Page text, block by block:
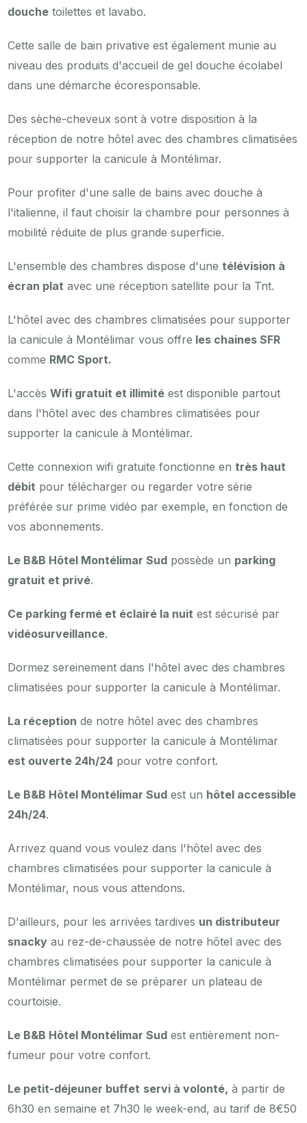
douche toilettes et lavabo.
Cette salle de bain privative est également munie au
niveau des produits d'accueil de gel douche écolabel
dans une démarche écoresponsable.
Des sèche-cheveux sont à votre disposition à la
réception de notre hôtel avec des chambres climatisées
pour supporter la canicule à Montélimar.
Pour profiter d'une salle de bains avec douche à
l'italienne, il faut choisir la chambre pour personnes à
mobilité réduite de plus grande superficie.
L'ensemble des chambres dispose d'unetélévision à
écran plat avec une réception satellite pour la Tnt.
L'hôtel avec des chambres climatisées pour supporter
la canicule à Montélimar vous offre les chaines SFR
comme RMC Sport.
L'accèsWifi gratuit et illimité est disponible partout
dans l'hôtel avec des chambres climatisées pour
supporter la canicule à Montélimar.
Cette connexion wifi gratuite fonctionne entrès haut
débit pour télécharger ou regarder votre série
préférée sur prime vidéo par exemple, en fonction de
vos abonnements.
Le B&B Hôtel Montélimar Sud possède un parking
gratuit et privé.
Ce parking fermé et éclairé la nuit est sécurisé par
vidéosurveillance.
Dormez sereinement dans l'hôtel avec des chambres
climatisées pour supporter la canicule à Montélimar.
La réception de notre hôtel avec des chambres
climatisées pour supporter la canicule à Montélimar
est ouverte 24h/24 pour votre confort.
Le B&B Hôtel Montélimar Sud est un hôtel accessible
24h/24.
Arrivez quand vous voulez dans l'hôtel avec des
chambres climatisées pour supporter la canicule à
Montélimar, nous vous attendons.
D'ailleurs, pour les arrivées tardives un distributeur
snacky au rez-de-chaussée de notre hôtel avec des
chambres climatisées pour supporter la canicule à
Montélimar permet de se préparer un plateau de
courtoisie.
Le B&B Hôtel Montélimar Sud est entièrement non-
fumeur pour votre confort.
Le petit-déjeuner buffet servi à volonté, à partir de
6h30 en semaine et 7h30 le week-end, au tarif de 8€50